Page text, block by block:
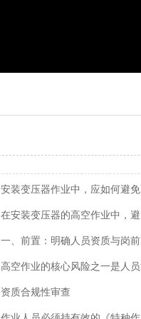
安装变压器作业中，应如何避
在安装变压器的高空作业中，
一、前置：明确人员资质与岗
高空作业的核心风险之一是人
资质合规性审查